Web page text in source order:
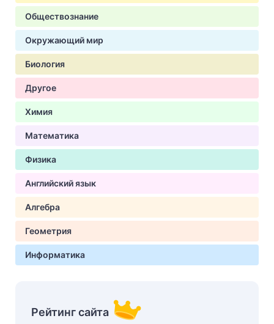
Обществознание
Окружающий мир
Биология
Другое
Химия
Математика
Физика
Английский язык
Алгебра
Геометрия
Информатика
Рейтинг сайта